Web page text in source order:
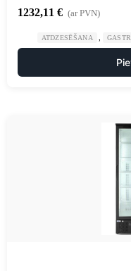
1232,11 € (ar PVN)
ATDZESĒŠANA